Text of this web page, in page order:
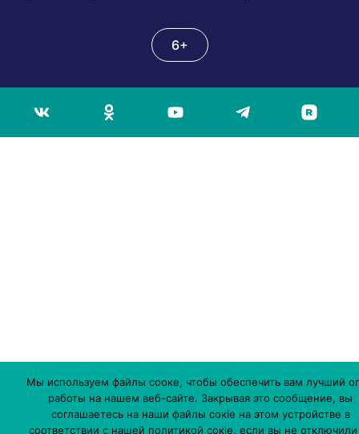
6+
Мы используем файлы сооке, чтобы обеспечить вам лучший
работы на нашем веб-сайте. Закрывая это сообщение, вы
соглашаетесь на наши файлы сокіе на этом устройстве в
соответствии с нашей политикой сокіе, если вы не